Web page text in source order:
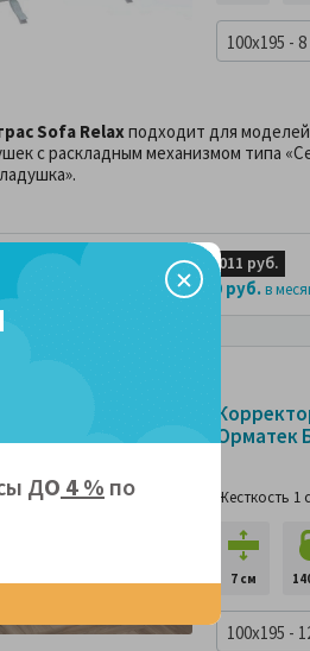
100x195 -
Sofa Relaxподходит для
с раскладным механизмом типа
руб. 10,450 руб. 4 х 2,011 руб.
без переплаты за670 руб.в
Орматек
Жесткость 1
7 см
100x195 -
ДО 4 % по